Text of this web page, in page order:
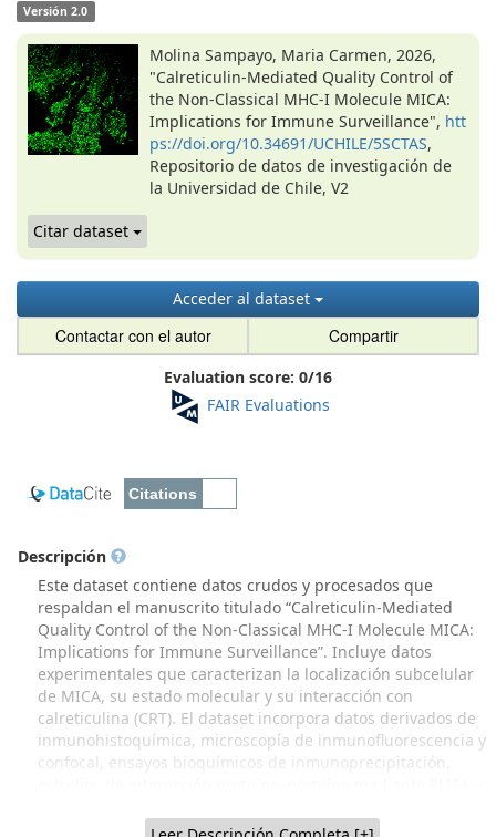
Versión 2.0
Molina Sampayo, Maria Carmen, 2026,
"Calreticulin-Mediated Quality Control of
the Non-Classical MHC-I Molecule MICA:
Implications for Immune Surveillance", htt
ps://doi.org/10.34691/UCHILE/5SCTAS,
Repositorio de datos de investigación de
la Universidad de Chile, V2
Citar dataset
Acceder al dataset
Contactar con el autor Compartir
Evaluation score: 0/16
FAIR Evaluations
Descripción
Este dataset contiene datos crudos y procesados que
respaldan el manuscrito titulado “Calreticulin-Mediated
Quality Control of the Non-Classical MHC-I Molecule MICA:
Implications for Immune Surveillance”. Incluye datos
experimentales que caracterizan la localización subcelular
de MICA, su estado molecular y su interacción con
calreticulina (CRT). El dataset incorpora datos derivados de
inmunohistoquímica, microscopía de inmunofluorescencia y
confocal, ensayos bioquímicos de inmunoprecipitación,
computacionales de modelamiento estructural. Los datos